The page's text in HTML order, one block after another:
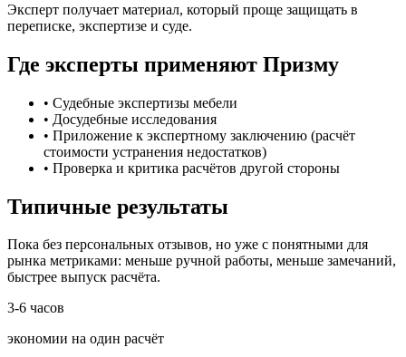
Эксперт получает материал, который проще защищать в
переписке, экспертизе и суде.
Где эксперты применяют Призму
• Судебные экспертизы мебели
• Досудебные исследования
• Приложение к экспертному заключению (расчёт
стоимости устранения недостатков)
• Проверка и критика расчётов другой стороны
Типичные результаты
Пока без персональных отзывов, но уже с понятными для
рынка метриками: меньше ручной работы, меньше замечаний,
быстрее выпуск расчёта.
3-6 часов
экономии на один расчёт